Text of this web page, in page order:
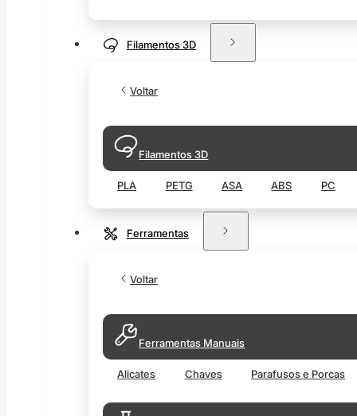
Filamentos 3D
Voltar
Filamentos 3D
PLA PETG ASA ABS PC
Ferramentas
Voltar
Ferramentas Manuais
Alicates Chaves Parafusos e Porcas